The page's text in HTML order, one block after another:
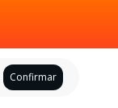
Confirmar